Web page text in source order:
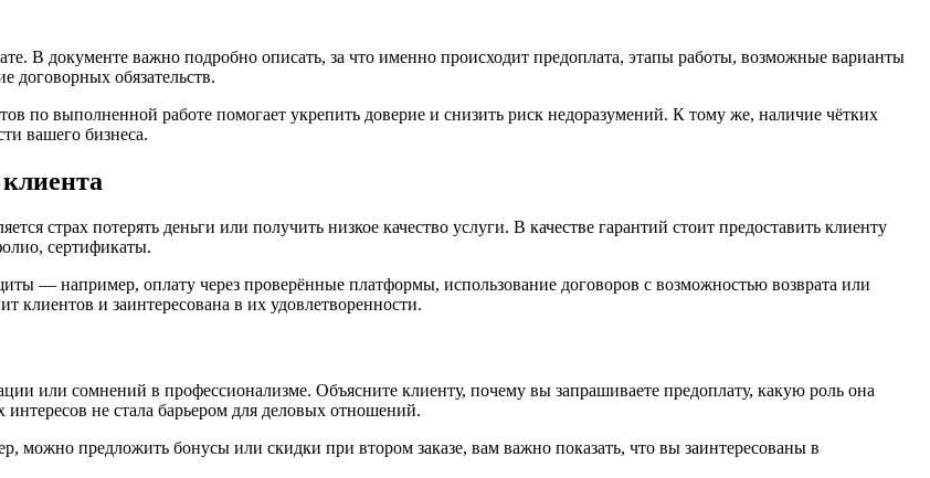
В документе важно подробно описать, за что именно происходит предоплата, этапы работы, возможные варианты
договорных обязательств.
по выполненной работе помогает укрепить доверие и снизить риск недоразумений. К тому же, наличие чётких
вашего бизнеса.
страх потерять деньги или получить низкое качество услуги. В качестве гарантий стоит предоставить клиенту
сертификаты.
— например, оплату через проверённые платформы, использование договоров с возможностью возврата или
клиентов и заинтересована в их удовлетворенности.
или сомнений в профессионализме. Объясните клиенту, почему вы запрашиваете предоплату, какую роль она
не стала барьером для деловых отношений.
можно предложить бонусы или скидки при втором заказе, вам важно показать, что вы заинтересованы в